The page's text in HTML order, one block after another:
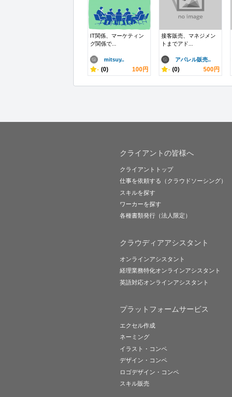
IT関係、マーケティン
グ関係で...
mitsuy..
- (0) 100円
接客販売、マネジメン
トまでアド...
アパレル販売..
- (0) 500円
クライアントの皆様へ
クライアントトップ
仕事を依頼する（クラウドソーシング）
スキルを探す
ワーカーを探す
各種書類発行（法人限定）
クラウディアアシスタント
オンラインアシスタント
経理業務特化オンラインアシスタント
英語対応オンラインアシスタント
プラットフォームサービス
エクセル作成
ネーミング
イラスト・コンペ
デザイン・コンペ
ロゴデザイン・コンペ
スキル販売